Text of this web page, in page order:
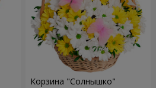
Корзина "Солнышко"